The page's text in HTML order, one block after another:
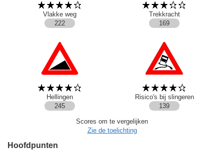
Vlakke weg
Trekkracht
222
169
Hellingen
Risico's bij slingeren
245
139
Scores om te vergelijken
Zie de toelichting
Hoofdpunten